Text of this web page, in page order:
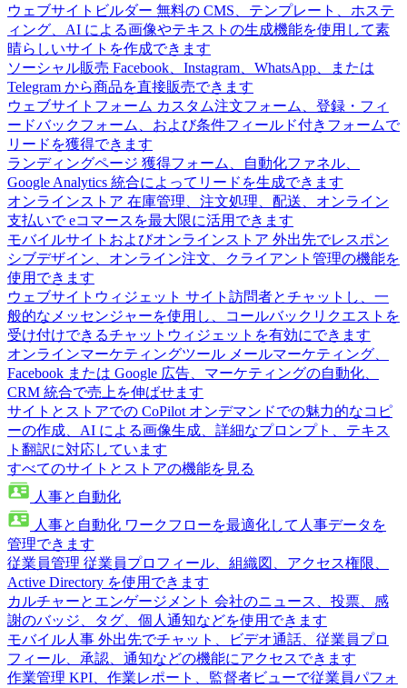
ウェブサイトビルダー 無料の CMS、テンプレート、ホステ
ィング、AI による画像やテキストの生成機能を使用して素
晴らしいサイトを作成できます
ソーシャル販売 Facebook、Instagram、WhatsApp、または
Telegram から商品を直接販売できます
ウェブサイトフォーム カスタム注文フォーム、登録・フィ
ードバックフォーム、および条件フィールド付きフォームで
リードを獲得できます
ランディングページ 獲得フォーム、自動化ファネル、
Google Analytics 統合によってリードを生成できます
オンラインストア 在庫管理、注文処理、配送、オンライン
支払いで eコマースを最大限に活用できます
モバイルサイトおよびオンラインストア 外出先でレスポン
シブデザイン、オンライン注文、クライアント管理の機能を
使用できます
ウェブサイトウィジェット サイト訪問者とチャットし、一
般的なメッセンジャーを使用し、コールバックリクエストを
受け付けできるチャットウィジェットを有効にできます
オンラインマーケティングツール メールマーケティング、
Facebook または Google 広告、マーケティングの自動化、
CRM 統合で売上を伸ばせます
サイトとストアでの CoPilot オンデマンドでの魅力的なコピ
ーの作成、AI による画像生成、詳細なプロンプト、テキス
ト翻訳に対応しています
すべてのサイトとストアの機能を見る
人事と自動化
人事と自動化 ワークフローを最適化して人事データを
管理できます
従業員管理 従業員プロフィール、組織図、アクセス権限、
Active Directory を使用できます
カルチャーとエンゲージメント 会社のニュース、投票、感
謝のバッジ、タグ、個人通知などを使用できます
モバイル人事 外出先でチャット、ビデオ通話、従業員プロ
フィール、承認、通知などの機能にアクセスできます
作業管理 KPI、作業レポート、監督者ビューで従業員パフォ